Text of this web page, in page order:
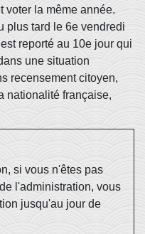
voter la même année.
plus tard le 6e vendredi
reporté au 10e jour qui
une situation
recensement citoyen,
nationalité française,
si vous n'êtes pas
l'administration, vous
jusqu'au jour de